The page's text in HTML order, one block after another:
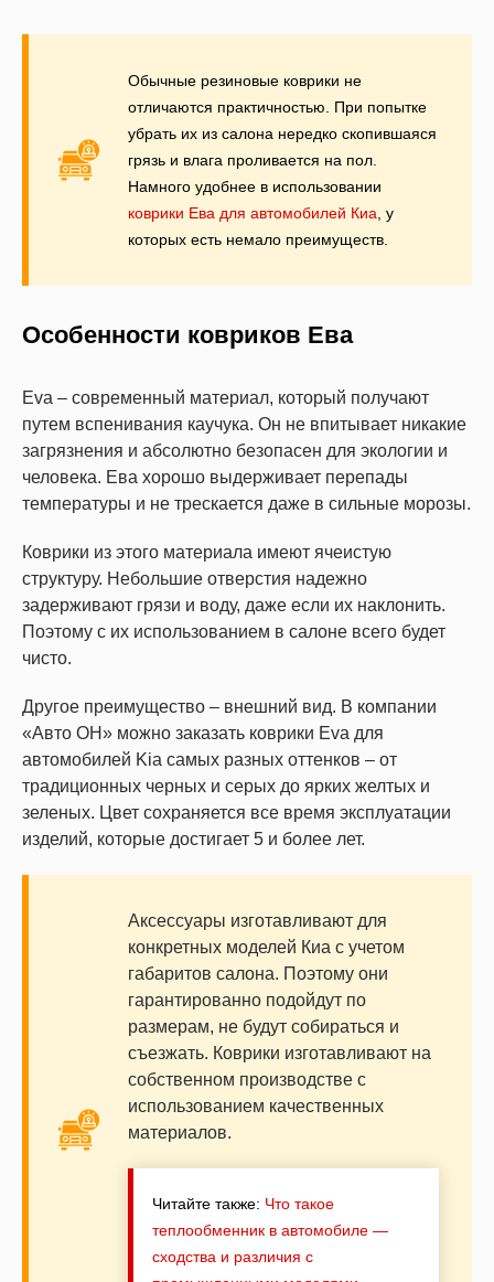
Обычные резиновые коврики не
отличаются практичностью. При попытке
убрать их из салона нередко скопившаяся
грязь и влага проливается на пол.
Намного удобнее в использовании
коврики Ева для автомобилей Киа , у
которых есть немало преимуществ.
Особенности ковриков Ева
Eva – современный материал, который получают
путем вспенивания каучука. Он не впитывает никакие
загрязнения и абсолютно безопасен для экологии и
человека. Ева хорошо выдерживает перепады
температуры и не трескается даже в сильные морозы.
Коврики из этого материала имеют ячеистую
структуру. Небольшие отверстия надежно
задерживают грязи и воду, даже если их наклонить.
Поэтому с их использованием в салоне всего будет
чисто.
Другое преимущество – внешний вид. В компании
«Авто ОН» можно заказать коврики Eva для
автомобилей Kia самых разных оттенков – от
традиционных черных и серых до ярких желтых и
зеленых. Цвет сохраняется все время эксплуатации
изделий, которые достигает 5 и более лет.
Аксессуары изготавливают для
конкретных моделей Киа с учетом
габаритов салона. Поэтому они
гарантированно подойдут по
размерам, не будут собираться и
съезжать. Коврики изготавливают на
собственном производстве с
использованием качественных
материалов.
Читайте также: Что такое
теплообменник в автомобиле —
сходства и различия с